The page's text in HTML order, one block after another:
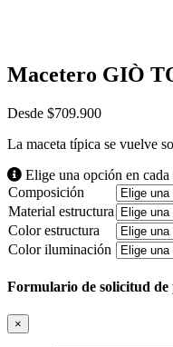
Macetero GIÒ
Desde $709.900
La maceta típica se vuelve
Elige una opción en
Composición
Material estructura
Color estructura
Color iluminación
Formulario de solicitud de
×